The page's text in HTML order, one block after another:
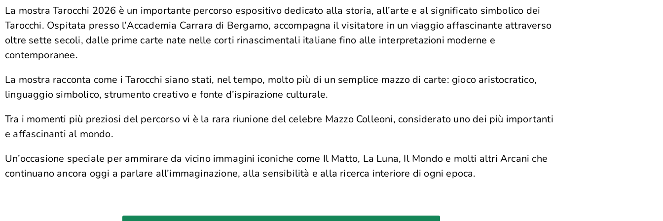
La mostra Tarocchi 2026 è un importante percorso espositivo dedicato alla storia, all’arte e al significato simbolico dei
Tarocchi. Ospitata presso l’Accademia Carrara di Bergamo, accompagna il visitatore in un viaggio affascinante attraverso
oltre sette secoli, dalle prime carte nate nelle corti rinascimentali italiane fino alle interpretazioni moderne e
contemporanee.
La mostra racconta come i Tarocchi siano stati, nel tempo, molto più di un semplice mazzo di carte: gioco aristocratico,
linguaggio simbolico, strumento creativo e fonte d’ispirazione culturale.
Tra i momenti più preziosi del percorso vi è la rara riunione del celebre Mazzo Colleoni, considerato uno dei più importanti
e affascinanti al mondo.
Un’occasione speciale per ammirare da vicino immagini iconiche come Il Matto, La Luna, Il Mondo e molti altri Arcani che
continuano ancora oggi a parlare all’immaginazione, alla sensibilità e alla ricerca interiore di ogni epoca.